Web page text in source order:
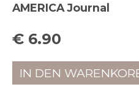
AMERICA Journal
€ 6.90
IN DEN